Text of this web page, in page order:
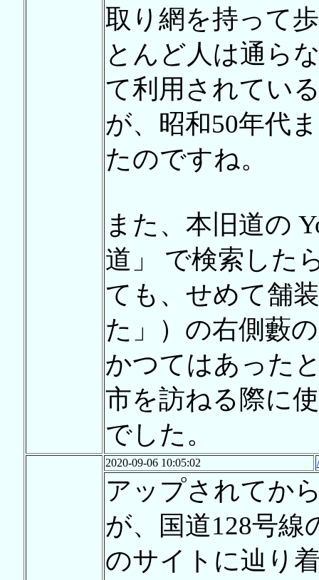
取り網を持って
とんど人は通ら
て利用されてい
が、昭和50年代
たのですね。
また、本旧道の
道」 で検索した
ても、せめて舗
た」）の右側藪
かつてはあった
市を訪ねる際に
でした。
2020-09-06 10:05:02
アップされてか
が、国道128号
のサイトに辿り